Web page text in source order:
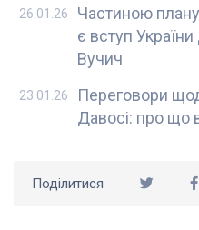
Частиною
є вступ
Вучич
26.01.26
Переговори
Давосі: про що
23.01.26
Поділитися